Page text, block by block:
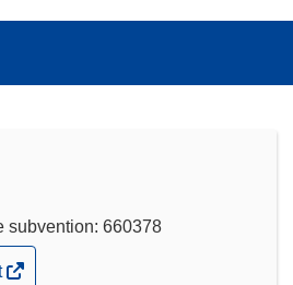
subvention: 660378